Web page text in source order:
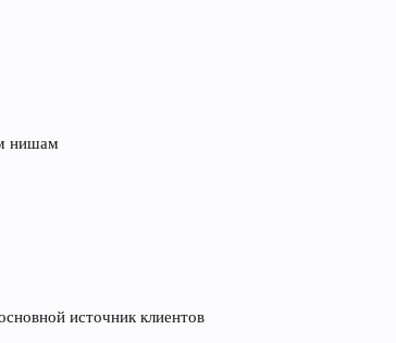
нишам
источник клиентов